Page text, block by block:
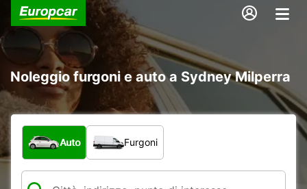
Noleggio furgoni e auto a Sydney Milperra
Scegli la tipologia di veicolo:
Auto Furgoni